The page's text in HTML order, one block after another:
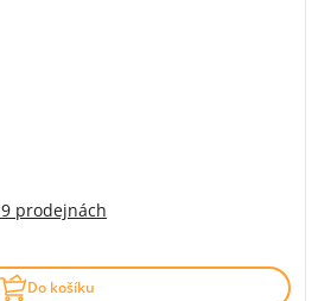
9 prodejnách
Do košíku